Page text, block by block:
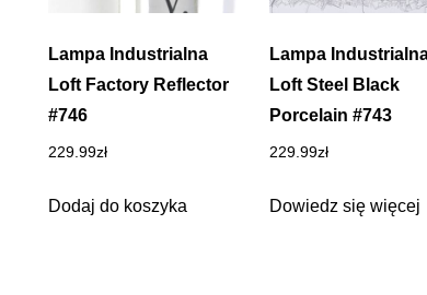
Lampa Industrialna
Loft Factory Reflector
#746
229.99zł
Dodaj do koszyka
Lampa
Loft Steel Black
Porcelain #743
229.99zł
Dowiedz się więcej